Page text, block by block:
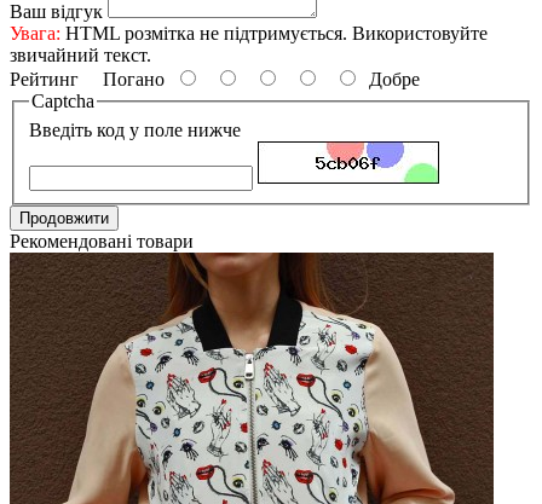
Ваш відгук
Увага: HTML розмітка не підтримується. Використовуйте
звичайний текст.
Рейтинг Погано
Добре
Captcha
Введіть код у поле нижче
Продовжити
Рекомендовані товари